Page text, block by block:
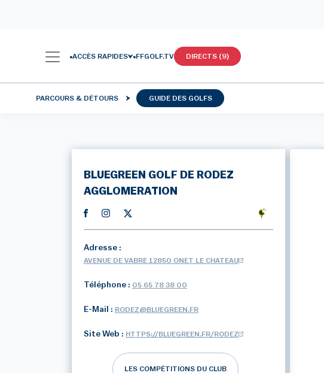
ACCÈS RAPIDES FFGOLF.TV DIRECTS (9)
PARCOURS & DÉTOURS GUIDE DES GOLFS
BLUEGREEN GOLF DE RODEZ
AGGLOMERATION
Adresse :
AVENUE DE VABRE 12850 ONET LE CHATEAU
Téléphone : 05 65 78 38 00
E-Mail : RODEZ@BLUEGREEN.FR
Site Web : HTTPS://BLUEGREEN.FR/RODEZ
LES COMPÉTITIONS DU CLUB